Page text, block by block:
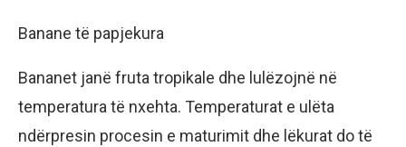
Banane të papjekura
Bananet janë fruta tropikale dhe lulëzojnë në
temperatura të nxehta. Temperaturat e ulëta
ndërpresin procesin e maturimit dhe lëkurat do të